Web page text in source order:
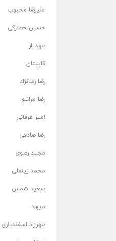
علیرضا محبوب
حسین حصارکی
مهدیار
کاپیتان
رضا رضانژاد
رضا مرانلو
امیر عرفانی
رضا صادقی
مجید رضوی
محمد زینعلی
سعید شمس
میهاد
مهرزاد اسفندیاری